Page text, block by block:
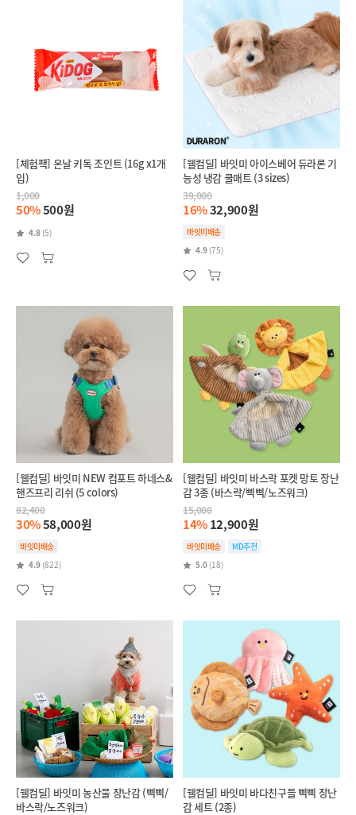
[체험팩] 온날 키독 조인트 (16g x1개
입)
1,000
50%500원
4.8 (5)
[웰컴딜] 바잇미 아이스베어 듀라론 기
능성 냉감 쿨매트 (3 sizes)
39,000
16%32,900원
바잇미배송
4.9 (75)
[웰컴딜] 바잇미 NEW 컴포트 하네스&
핸즈프리 리쉬 (5 colors)
82,400
30%58,000원
바잇미배송
4.9 (822)
[웰컴딜] 바잇미 바스락 포켓 망토 장난
감 3종 (바스락/삑삑/노즈워크)
15,000
14%12,900원
바잇미배송
MD추천
5.0 (18)
[웰컴딜] 바잇미 농산물 장난감 (삑삑/
바스락/노즈워크)
[웰컴딜] 바잇미 바다친구들 삑삑 장난
감 세트 (2종)